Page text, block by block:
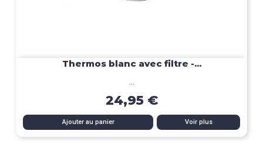
Thermos blanc avec filtre -...
...
24,95 €
Ajouter au panier Voir plus